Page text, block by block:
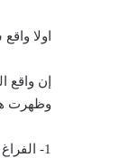
اولا
إن واقع
وظهرت
1-